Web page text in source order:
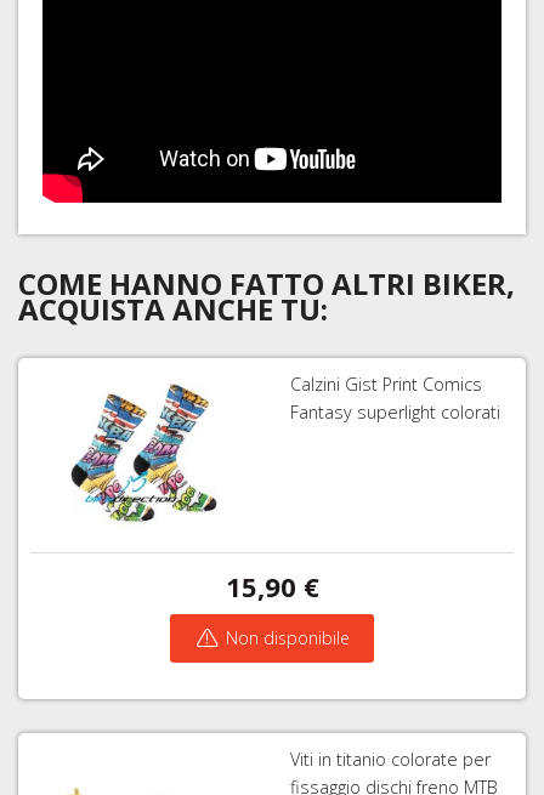
COME HANNO FATTO ALTRI BIKER,
ACQUISTA ANCHE TU:
Calzini Gist Print Comics
Fantasy superlight colorati
15,90 €
Non disponibile
Viti in titanio colorate per
fissaggio dischi freno MTB